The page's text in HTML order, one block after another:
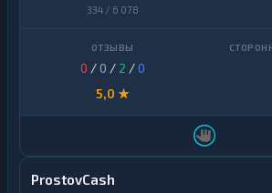
334 / 6 078
0 / 0 / 2 /0
5,0 ★
ProstovCash